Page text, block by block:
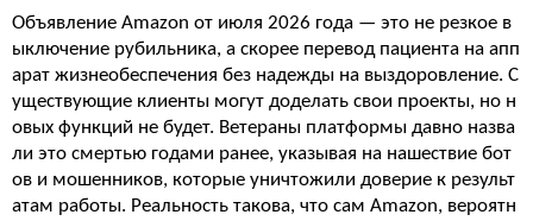
Объявление Amazon от июля 2026 года — это не резкое в
ыключение рубильника, а скорее перевод пациента на апп
арат жизнеобеспечения без надежды на выздоровление. С
уществующие клиенты могут доделать свои проекты, но н
овых функций не будет. Ветераны платформы давно назва
ли это смертью годами ранее, указывая на нашествие бот
ов и мошенников, которые уничтожили доверие к результ
атам работы. Реальность такова, что сам Amazon, вероятн